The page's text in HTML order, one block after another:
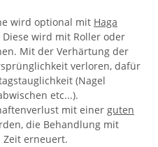
wird optional mit Haga
wird mit Roller oder
Mit der Verhärtung der
verloren, dafür
(Nagel
etc...).
mit einer guten
die Behandlung mit
Zeit erneuert.